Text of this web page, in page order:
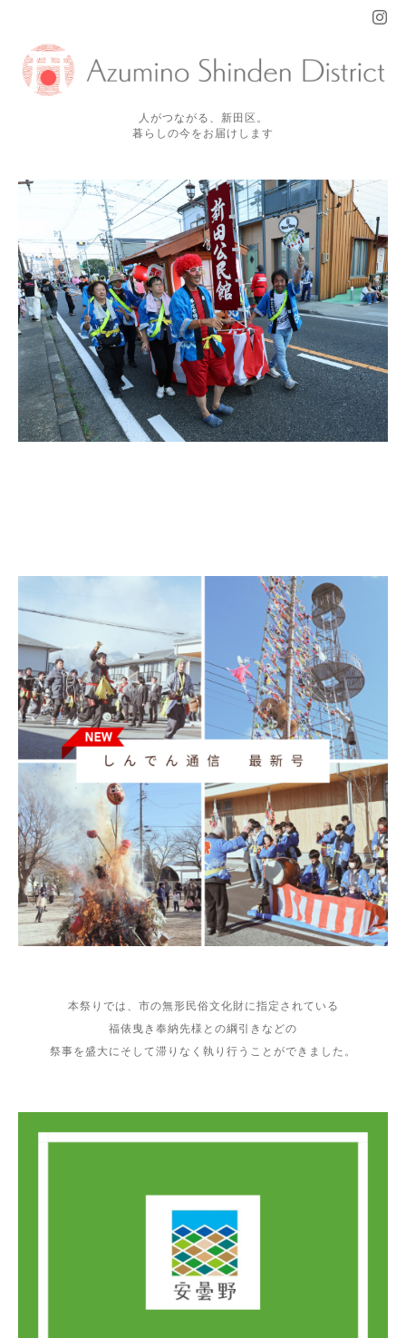
人がつながる、新田区。
暮らしの今をお届けします
本祭りでは、市の無形民俗文化財に指定されている
福俵曳き 奉納先様との綱引きなどの
祭事を盛大にそして滞りなく執り行うことができました。